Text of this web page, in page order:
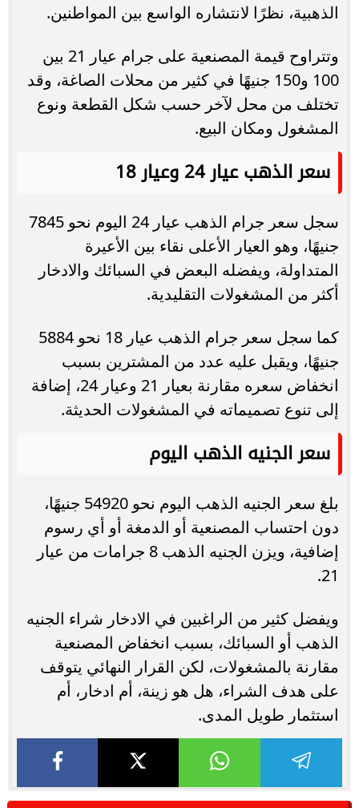
الذهبية، نظرًا لانتشاره الواسع بين المواطنين.
وتتراوح قيمة المصنعية على جرام عيار 21 بين
100 و150 جنيهًا في كثير من محلات الصاغة، وقد
تختلف من محل لآخر حسب شكل القطعة ونوع
المشغول ومكان البيع.
سعر الذهب عيار 24 وعيار 18
سجل سعر جرام الذهب عيار 24 اليوم نحو 7845
جنيهًا، وهو العيار الأعلى نقاء بين الأعيرة
المتداولة، ويفضله البعض في السبائك والادخار
أكثر من المشغولات التقليدية.
كما سجل سعر جرام الذهب عيار 18 نحو 5884
جنيهًا، ويقبل عليه عدد من المشترين بسبب
انخفاض سعره مقارنة بعيار 21 وعيار 24، إضافة
إلى تنوع تصميماته في المشغولات الحديثة.
سعر الجنيه الذهب اليوم
بلغ سعر الجنيه الذهب اليوم نحو 54920 جنيهًا،
دون احتساب المصنعية أو الدمغة أو أي رسوم
إضافية، ويزن الجنيه الذهب 8 جرامات من عيار
21.
ويفضل كثير من الراغبين في الادخار شراء الجنيه
الذهب أو السبائك، بسبب انخفاض المصنعية
مقارنة بالمشغولات، لكن القرار النهائي يتوقف
على هدف الشراء، هل هو زينة، أم ادخار، أم
استثمار طويل المدى.